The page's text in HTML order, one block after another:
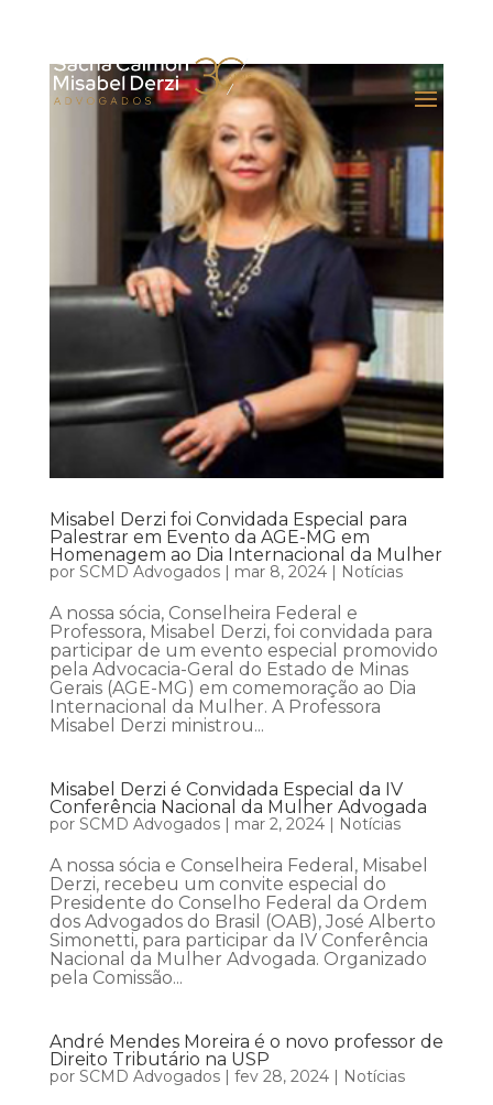
Misabel Derzi foi Convidada Especial para
Palestrar em Evento da AGE-MG em
Homenagem ao Dia Internacional da Mulher
por SCMD Advogados| mar 8, 2024| Notícias
A nossa sócia, Conselheira Federal e
Professora, Misabel Derzi, foi convidada para
participar de um evento especial promovido
pela Advocacia-Geral do Estado de Minas
Gerais (AGE-MG) em comemoração ao Dia
Internacional da Mulher. A Professora
Misabel Derzi ministrou...
Misabel Derzi é Convidada Especial da IV
Conferência Nacional da Mulher Advogada
por SCMD Advogados| mar 2, 2024| Notícias
A nossa sócia e Conselheira Federal, Misabel
Derzi, recebeu um convite especial do
Presidente do Conselho Federal da Ordem
dos Advogados do Brasil (OAB), José Alberto
Simonetti, para participar da IV Conferência
Nacional da Mulher Advogada. Organizado
pela Comissão...
André Mendes Moreira é o novo professor de
Direito Tributário na USP
por SCMD Advogados| fev 28, 2024| Notícias